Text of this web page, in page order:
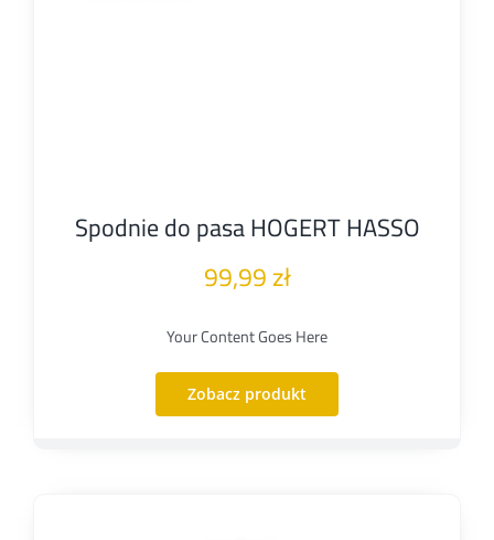
Spodnie do pasa HOGERT HASSO
99,99zł
Your Content Goes Here
Zobacz produkt